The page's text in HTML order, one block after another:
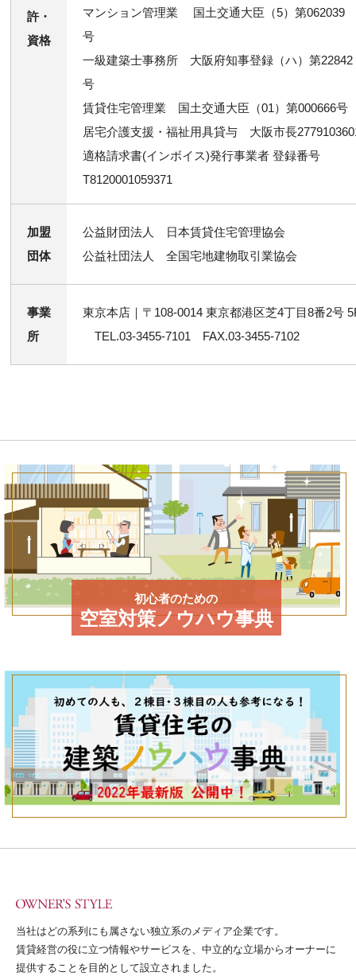
許・
資格
マンション管理業 国土交通大臣（5）第062039
号
一級建築士事務所 大阪府知事登録（ハ）第22842
号
賃貸住宅管理業 国土交通大臣（01）第000666号
居宅介護支援・福祉用具貸与 大阪市長
適格請求書(インボイス)発行事業者 登録番号
T8120001059371
加盟
団体
公益財団法人 日本賃貸住宅管理協会
公益社団法人 全国宅地建物取引業協会
事業
所
東京本店｜〒108-0014 東京都港区芝4丁目8番2号
TEL.03-3455-7101 FAX.03-3455-7102
初心者のための
空室対策ノウハウ事典
当社はどの系列にも属さない独立系のメディア企業です。
賃貸経営の役に立つ情報やサービスを、中立的な立場からオーナーに
提供することを目的として設立されました。